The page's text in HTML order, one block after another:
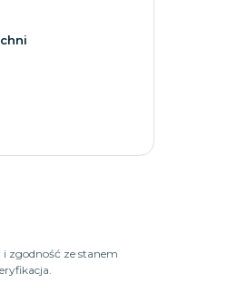
zgodność ze stanem